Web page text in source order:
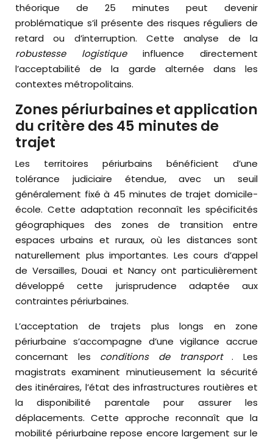
théorique de 25 minutes peut devenir
problématique s’il présente des risques réguliers de
retard ou d’interruption. Cette analyse de la
robustesse logistique influence directement
l’acceptabilité de la garde alternée dans les
contextes métropolitains.
Zones périurbaines et application
du critère des 45 minutes de
trajet
Les territoires périurbains bénéficient d’une
tolérance judiciaire étendue, avec un seuil
généralement fixé à 45 minutes de trajet domicile-
école. Cette adaptation reconnaît les spécificités
géographiques des zones de transition entre
espaces urbains et ruraux, où les distances sont
naturellement plus importantes. Les cours d’appel
de Versailles, Douai et Nancy ont particulièrement
développé cette jurisprudence adaptée aux
contraintes périurbaines.
L’acceptation de trajets plus longs en zone
périurbaine s’accompagne d’une vigilance accrue
concernant les conditions de transport. Les
magistrats examinent minutieusement la sécurité
des itinéraires, l’état des infrastructures routières et
la disponibilité parentale pour assurer les
déplacements. Cette approche reconnaît que la
mobilité périurbaine repose encore largement sur le